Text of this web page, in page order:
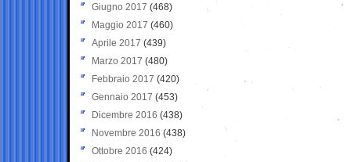
Giugno 2017 (468)
Maggio 2017 (460)
Aprile 2017 (439)
Marzo 2017 (480)
Febbraio 2017 (420)
Gennaio 2017 (453)
Dicembre 2016 (438)
Novembre 2016 (438)
Ottobre 2016 (424)